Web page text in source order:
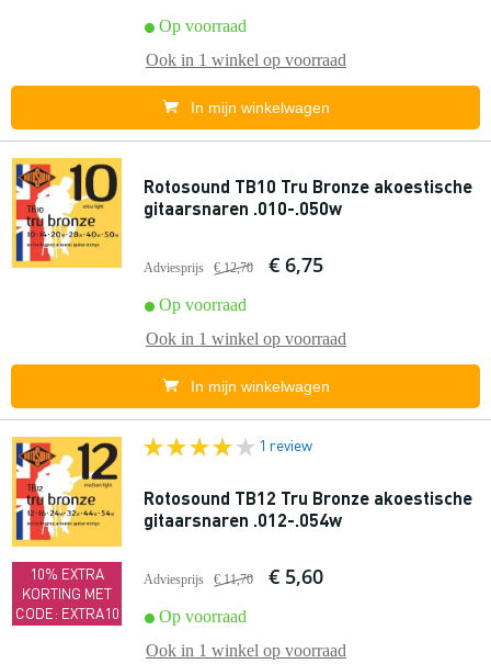
Op voorraad
Ook in 1 winkel op voorraad
In mijn winkelwagen
Rotosound TB10 Tru Bronze akoestische
gitaarsnaren .010-.050w
Adviesprijs € 12,70 € 6,75
Op voorraad
Ook in 1 winkel op voorraad
In mijn winkelwagen
10% EXTRA
KORTING MET
CODE: EXTRA10
1 review
Rotosound TB12 Tru Bronze akoestische
gitaarsnaren .012-.054w
Adviesprijs € 11,70 € 5,60
Op voorraad
Ook in 1 winkel op voorraad